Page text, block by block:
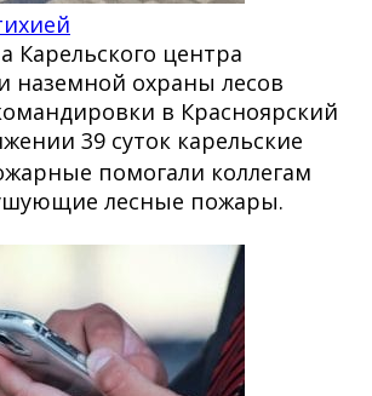
Карельского центра
наземной охраны лесов
в Красноярский
39 суток карельские
помогали коллегам
лесные пожары.